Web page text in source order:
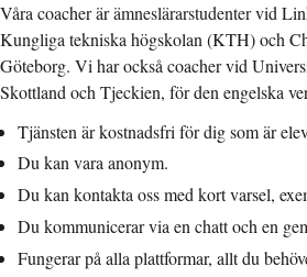
Våra coacher ärämneslärarstudentervid
Kungliga tekniska högskolan (KTH) och
Göteborg. Vi har också coacher vid
Skottland och Tjeckien, för den engelska
Tjänsten är kostnadsfri för dig som är
Du kan vara anonym.
Du kan kontakta oss med kort varsel,
Du kommunicerar via en chatt och en
Fungerar på alla plattformar, allt du